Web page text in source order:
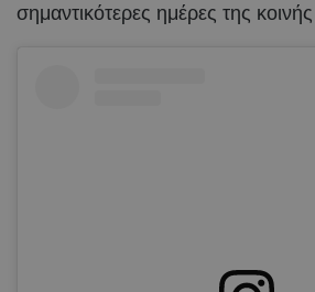
σημαντικότερες ημέρες της